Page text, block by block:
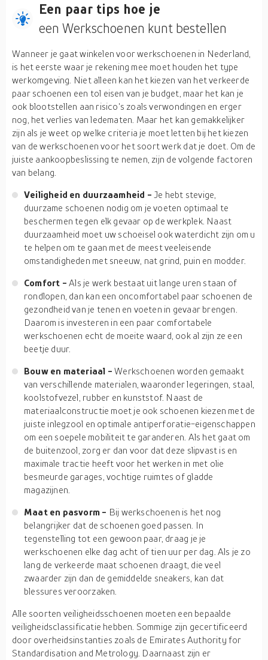
Een paar tips hoe je
een Werkschoenen kunt bestellen
Wanneer je gaat winkelen voor werkschoenen in Nederland,
is het eerste waar je rekening mee moet houden het type
werkomgeving. Niet alleen kan het kiezen van het verkeerde
paar schoenen een tol eisen van je budget, maar het kan je
ook blootstellen aan risico's zoals verwondingen en erger
nog, het verlies van ledematen. Maar het kan gemakkelijker
zijn als je weet op welke criteria je moet letten bij het kiezen
van de werkschoenen voor het soort werk dat je doet. Om de
juiste aankoopbeslissing te nemen, zijn de volgende factoren
van belang.
Veiligheid en duurzaamheid - Je hebt stevige,
duurzame schoenen nodig om je voeten optimaal te
beschermen tegen elk gevaar op de werkplek. Naast
duurzaamheid moet uw schoeisel ook waterdicht zijn om u
te helpen om te gaan met de meest veeleisende
omstandigheden met sneeuw, nat grind, puin en modder.
Comfort -Als je werk bestaat uit lange uren staan of
rondlopen, dan kan een oncomfortabel paar schoenen de
gezondheid van je tenen en voeten in gevaar brengen.
Daarom is investeren in een paar comfortabele
werkschoenen echt de moeite waard, ook al zijn ze een
beetje duur.
Bouw en materiaal -Werkschoenen worden gemaakt
van verschillende materialen, waaronder legeringen, staal,
koolstofvezel, rubber en kunststof. Naast de
materiaalconstructie moet je ook schoenen kiezen met de
juiste inlegzool en optimale antiperforatie-eigenschappen
om een soepele mobiliteit te garanderen. Als het gaat om
de buitenzool, zorg er dan voor dat deze slipvast is en
maximale tractie heeft voor het werken in met olie
besmeurde garages, vochtige ruimtes of gladde
magazijnen.
Maat en pasvorm - Bij werkschoenen is het nog
belangrijker dat de schoenen goed passen. In
tegenstelling tot een gewoon paar, draag je je
werkschoenen elke dag acht of tien uur per dag. Als je zo
lang de verkeerde maat schoenen draagt, die veel
zwaarder zijn dan de gemiddelde sneakers, kan dat
blessures veroorzaken.
Alle soorten veiligheidsschoenen moeten een bepaalde
veiligheidsclassificatie hebben. Sommige zijn gecertificeerd
door overheidsinstanties zoals de Emirates Authority for
Standardisation and Metrology. Daarnaast zijn er